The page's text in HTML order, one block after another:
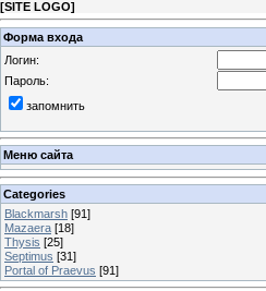
[SITE LOGO]
Форма входа
Логин:
Пароль:
запомнить
Меню сайта
Categories
Blackmarsh [91]
Mazaera [18]
Thysis [25]
Septimus [31]
Portal of Praevus [91]